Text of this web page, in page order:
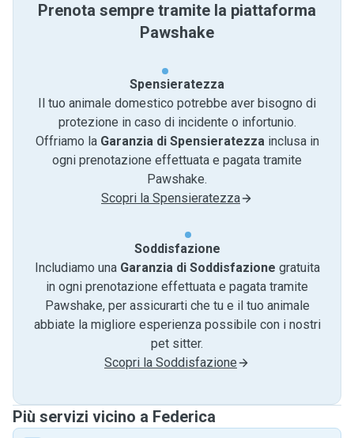
Prenota sempre tramite la piattaforma
Pawshake
Spensieratezza
Il tuo animale domestico potrebbe aver bisogno di
protezione in caso di incidente o infortunio.
Offriamo la Garanzia di Spensieratezzainclusa in
ogni prenotazione effettuata e pagata tramite
Pawshake.
Scopri la Spensieratezza
Soddisfazione
Includiamo una Garanzia di Soddisfazione gratuita
in ogni prenotazione effettuata e pagata tramite
Pawshake, per assicurarti che tu e il tuo animale
abbiate la migliore esperienza possibile con i nostri
pet sitter.
Scopri la Soddisfazione
Più servizi vicino a Federica